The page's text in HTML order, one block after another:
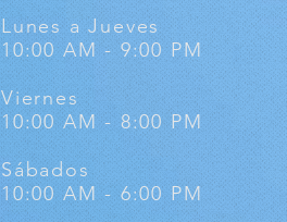
Lunes a Jueves
10:00 AM - 9:00 PM
Viernes
10:00 AM - 8:00 PM
Sábados
10:00 AM - 6:00 PM